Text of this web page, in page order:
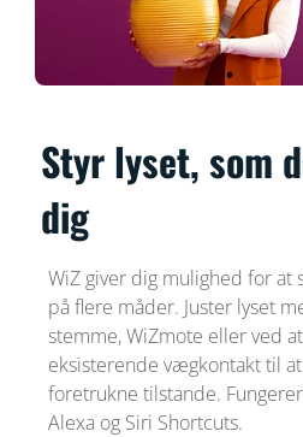
Styr lyset, som
dig
WiZ giver dig mulighed for at
på flere måder. Juster lyset
stemme, WiZmote eller ved
eksisterende vægkontakt til
foretrukne tilstande.
Alexa og Siri Shortcuts.